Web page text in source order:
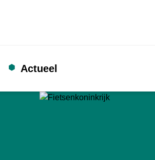
Actueel